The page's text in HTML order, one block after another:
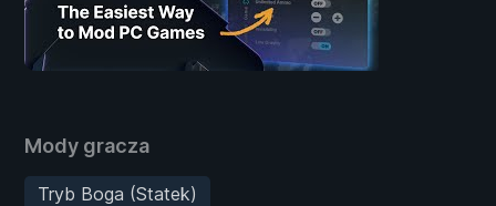
Mody gracza
Tryb Boga (Statek)